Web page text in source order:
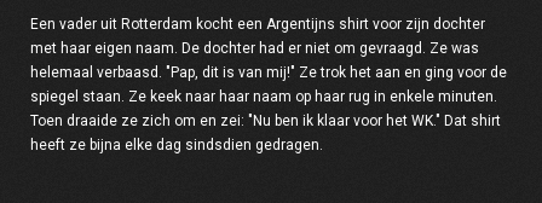
Een vader uit Rotterdam kocht een Argentijns shirt voor zijn dochter
met haar eigen naam. De dochter had er niet om gevraagd. Ze was
helemaal verbaasd. "Pap, dit is van mij!" Ze trok het aan en ging voor de
spiegel staan. Ze keek naar haar naam op haar rug in enkele minuten.
Toen draaide ze zich om en zei: "Nu ben ik klaar voor het WK." Dat shirt
heeft ze bijna elke dag sindsdien gedragen.